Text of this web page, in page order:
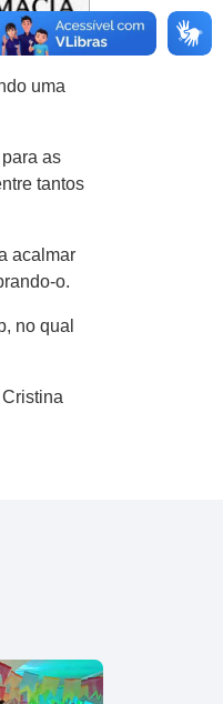
uma
as
tantos
acalmar
o.
no qual